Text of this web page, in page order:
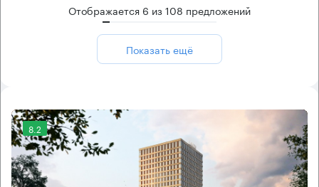
Отображается 6 из108 предложений
Показать ещё
8.2